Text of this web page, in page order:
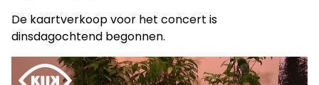
De kaartverkoop voor het concert is
dinsdagochtend begonnen.